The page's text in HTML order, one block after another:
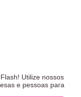
Utilize nossos
e pessoas para